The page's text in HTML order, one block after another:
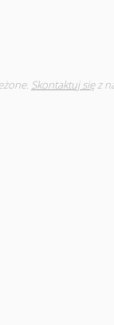
Skontaktuj sięz